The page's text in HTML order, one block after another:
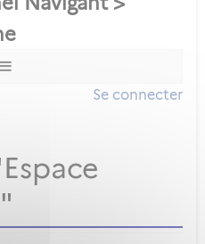
Se connecter